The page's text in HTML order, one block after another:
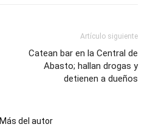
Artículo siguiente
Catean bar en la Central de
Abasto; hallan drogas y
detienen a dueños
Más del autor